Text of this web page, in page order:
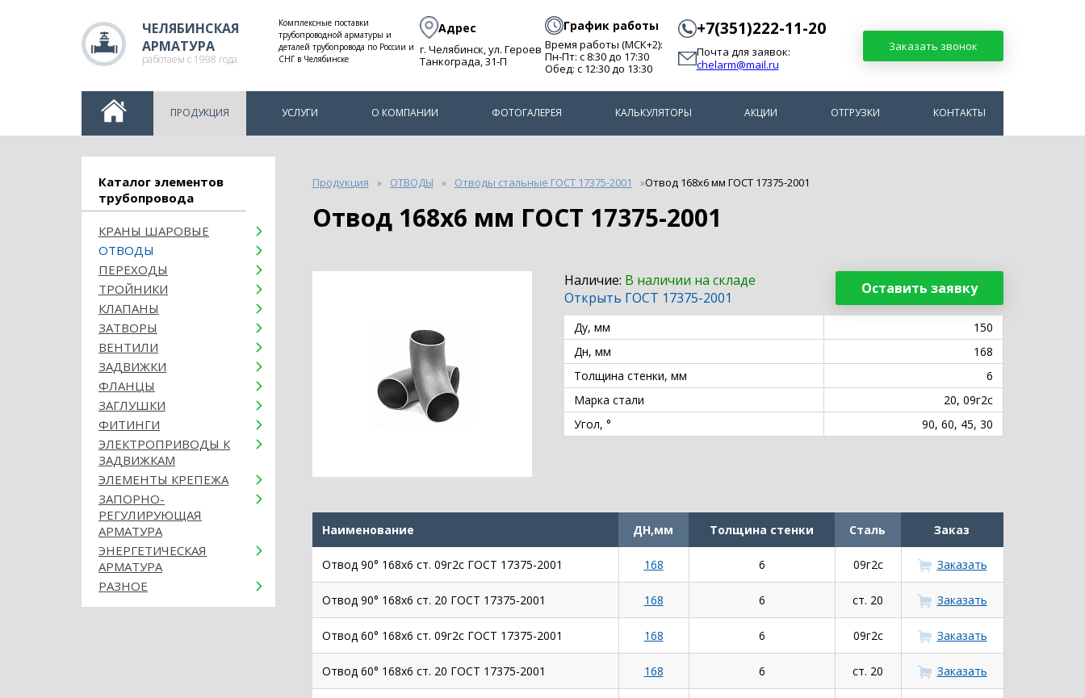
ЧЕЛЯБИНСКАЯ
АРМАТУРА
работаем с 1998 года
Комплексные поставки
трубопроводной арматуры и
деталей трубопровода по России и
СНГ в Челябинске
Адрес
г. Челябинск, ул. Героев
Танкограда, 31-П
График работы
Время работы (МСК+2):
Пн-Пт: с 8:30 до 17:30
Обед: с 12:30 до 13:30
+7(351)222-11-20
Почта для заявок:
chelarm@mail.ru
Заказать звонок
ПРОДУКЦИЯ УСЛУГИ О КОМПАНИИ ФОТОГАЛЕРЕЯ КАЛЬКУЛЯТОРЫ АКЦИИ ОТГРУЗКИ КОНТАКТЫ
Каталог элементов
трубопровода
КРАНЫ ШАРОВЫЕ
ОТВОДЫ
ПЕРЕХОДЫ
ТРОЙНИКИ
КЛАПАНЫ
ЗАТВОРЫ
ВЕНТИЛИ
ЗАДВИЖКИ
ФЛАНЦЫ
ЗАГЛУШКИ
ФИТИНГИ
ЭЛЕКТРОПРИВОДЫ К
ЗАДВИЖКАМ
ЭЛЕМЕНТЫ КРЕПЕЖА
ЗАПОРНО-
РЕГУЛИРУЮЩАЯ
АРМАТУРА
ЭНЕРГЕТИЧЕСКАЯ
АРМАТУРА
РАЗНОЕ
Продукция ОТВОДЫ Отводы стальные ГОСТ 17375-2001 Отвод 168х6 мм ГОСТ 17375-2001
Отвод 168х6 мм ГОСТ 17375-2001
Наличие: В наличии на складе
Открыть ГОСТ 17375-2001
Оставить заявку
Ду, мм
150
Дн, мм
168
Толщина стенки, мм
6
Марка стали
20, 09г2с
Угол, °
90, 60, 45, 30
Наименование ДН,мм Толщина стенки Сталь Заказ
Отвод 90° 168х6 ст. 09г2с ГОСТ 17375-2001 168 6 09г2с Заказать
Отвод 90° 168х6 ст. 20 ГОСТ 17375-2001 168 6 ст. 20 Заказать
Отвод 60° 168х6 ст. 09г2с ГОСТ 17375-2001 168 6 09г2с Заказать
Отвод 60° 168х6 ст. 20 ГОСТ 17375-2001 168 6 ст. 20 Заказать